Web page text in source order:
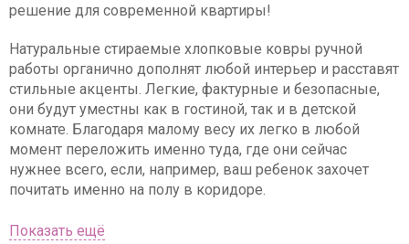
решение для современной квартиры!
Натуральные стираемые хлопковые ковры ручной
работы органично дополнят любой интерьер и расставят
стильные акценты. Легкие, фактурные и безопасные,
они будут уместны как в гостиной, так и в детской
комнате. Благодаря малому весу их легко в любой
момент переложить именно туда, где они сейчас
нужнее всего, если, например, ваш ребенок захочет
почитать именно на полу в коридоре.